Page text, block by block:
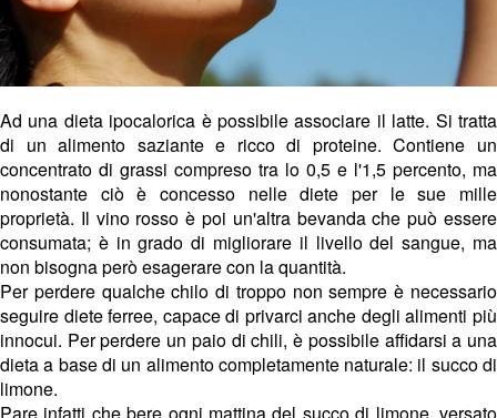
Ad una dieta ipocalorica è possibile associare il latte. Si tratta
di un alimento saziante e ricco di proteine. Contiene un
concentrato di grassi compreso tra lo 0,5 e l'1,5 percento, ma
nonostante ciò è concesso nelle diete per le sue mille
proprietà. Il vino rosso è poi un'altra bevanda che può essere
consumata; è in grado di migliorare il livello del sangue, ma
non bisogna però esagerare con la quantità.
Per perdere qualche chilo di troppo non sempre è necessario
seguire diete ferree, capace di privarci anche degli alimenti più
innocui. Per perdere un paio di chili, è possibile affidarsi a una
dieta a base di un alimento completamente naturale: il succo di
limone.